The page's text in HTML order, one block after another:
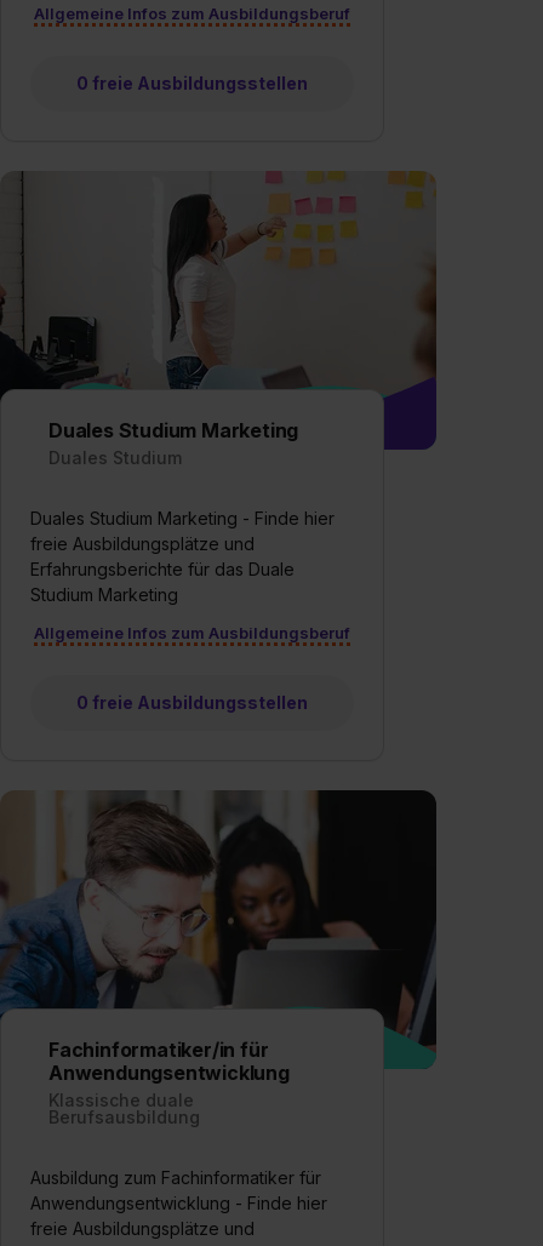
Allgemeine Infos zum Ausbildungsberuf
0 freie Ausbildungsstellen
Duales Studium Marketing
Duales Studium
Duales Studium Marketing - Finde hier
freie Ausbildungsplätze und
Erfahrungsberichte für das Duale
Studium Marketing
Allgemeine Infos zum Ausbildungsberuf
0 freie Ausbildungsstellen
Fachinformatiker/in für
Anwendungsentwicklung
Klassische duale
Berufsausbildung
Ausbildung zum Fachinformatiker für
Anwendungsentwicklung - Finde hier
freie Ausbildungsplätze und